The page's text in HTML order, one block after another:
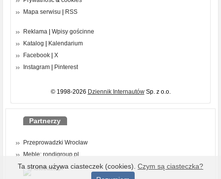
Mapa serwisu
RSS
Reklama
Wpisy gościnne
Katalog
Kalendarium
Facebook
X
Instagram
Pinterest
© 1998-2026 Dziennik InternautówSp. z o.o.
Partnerzy
Przeprowadzki Wrocław
Meble: rondigroup.pl
Ta strona używa ciasteczek (cookies). Czym są ciasteczka?